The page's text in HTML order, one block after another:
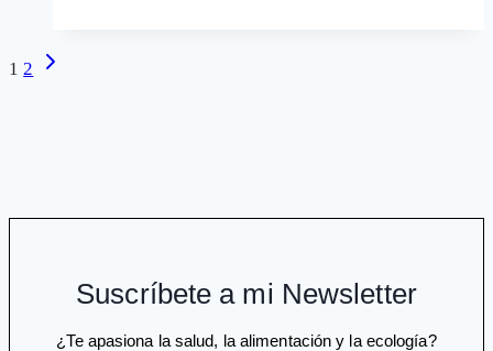
Navegación
1 2
Siguiente
Suscríbete a mi Newsletter
¿Te apasiona la salud, la alimentación y la ecología?